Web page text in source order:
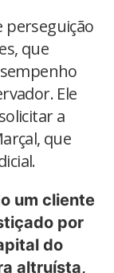
perseguição
que
Ele
a
que
um cliente
por
do
altruísta,